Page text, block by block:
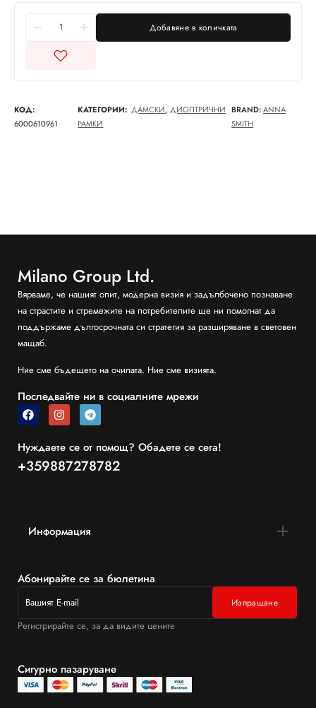
Добавяне в количката
КОД:
6000610961
КАТЕГОРИИ: ДАМСКИ,ДИОПТРИЧНИ
РАМКИ
BRAND:ANNA
SMITH
Milano Group Ltd.
Вярваме, че нашият опит, модерна визия и задълбочено познаване
на страстите и стремежите на потребителите ще ни помогнат да
поддържаме дългосрочната си стратегия за разширяване в световен
мащаб.
Ние сме бъдещето на очилата. Ние сме визията.
Последвайте ни в социалните мрежи
Нуждаете се от помощ? Обадете се сега!
+359887278782
Информация
Абонирайте се за бюлетина
Регистрирайте се, за да видите цените
Сигурно пазаруване